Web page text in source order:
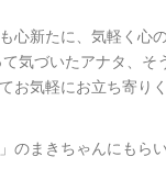
新たに、気軽く心
気づいたアナタ、
お気軽にお立ち寄り
のまきちゃんにもら